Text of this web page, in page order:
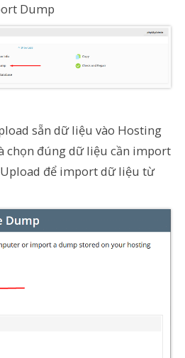
Dump
sẵn dữ liệu vào Hosting
chọn đúng dữ liệu cần import
để import dữ liệu từ